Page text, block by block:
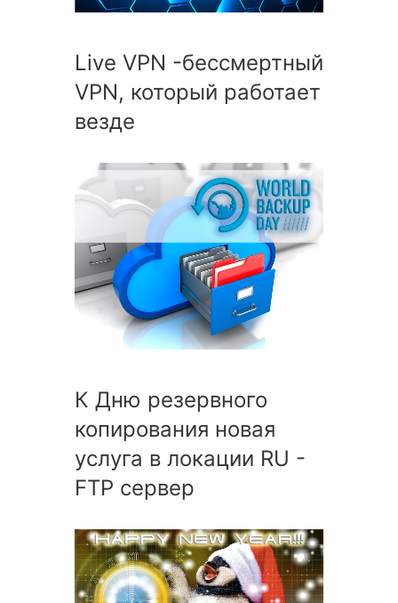
Live VPN -бессмертный
VPN, который работает
везде
К Дню резервного
копирования новая
услуга в локации RU -
FTP сервер